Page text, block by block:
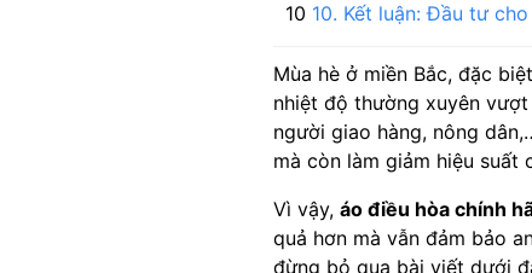
10. Kết luận: Đầu tư
Mùa hè ở miền Bắc, đặc
nhiệt độ thường xuyên
người giao hàng, nông
mà còn làm giảm hiệu suất
Vì vậy, áo điều hòa chính
quả hơn mà vẫn đảm bảo
đừng bỏ qua bài viết dưới